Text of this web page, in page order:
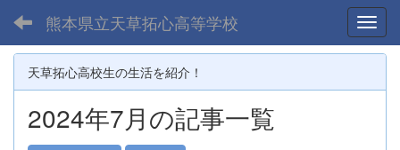
熊本県立天草拓心高等学校
天草拓心高校生の生活を紹介！
2024年7月の記事一覧